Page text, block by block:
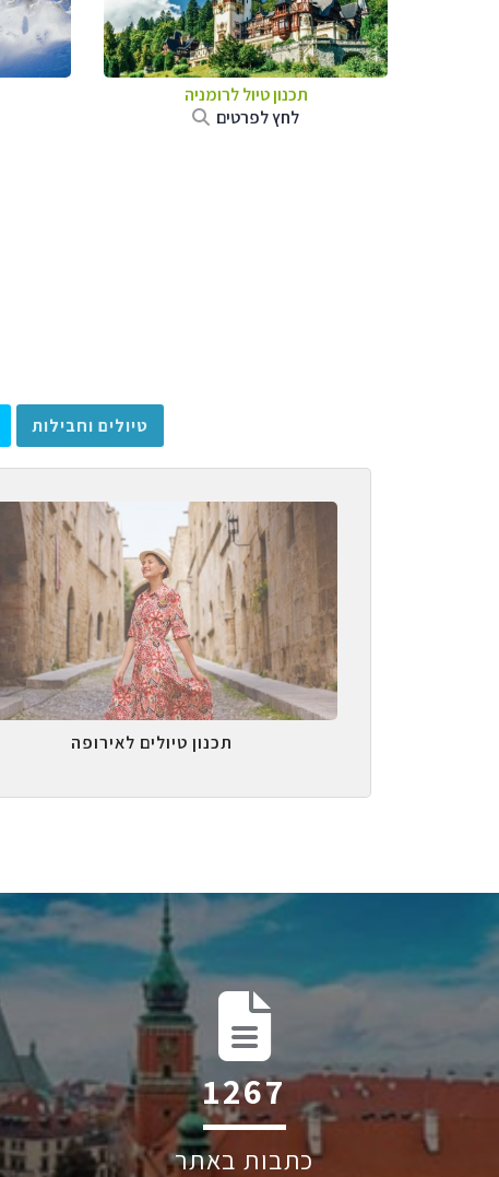
תכנון טיול לרומניה
לחץ לפרטים
טיולים וחבילות
תכנון טיולים לאירופה
2036
כתבות באתר